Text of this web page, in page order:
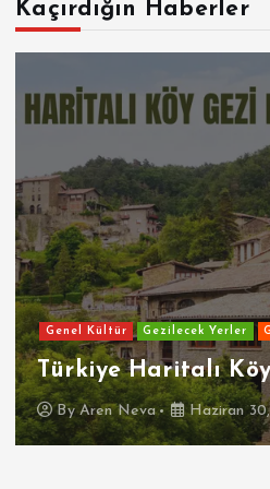
Kaçırdığın Haberler
Genel Kültür Gezilecek Yerler
Türkiye Haritalı
ByAren Neva Haziran